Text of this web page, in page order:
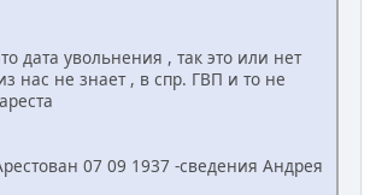
дата увольнения , так это или нет
нас не знает , в спр. ГВП и то не
07 09 1937 -сведения Андрея